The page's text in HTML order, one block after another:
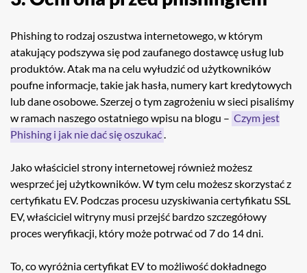
Phishing to rodzaj oszustwa internetowego, w którym
atakujący podszywa się pod zaufanego dostawcę usług lub
produktów. Atak ma na celu wyłudzić od użytkowników
poufne informacje, takie jak hasła, numery kart kredytowych
lub dane osobowe. Szerzej o tym zagrożeniu w sieci pisaliśmy
w ramach naszego ostatniego wpisu na blogu – Czym jest
Phishing i jak nie dać się oszukać.
Jako właściciel strony internetowej również możesz
wesprzeć jej użytkowników. W tym celu możesz skorzystać z
certyfikatu EV. Podczas procesu uzyskiwania certyfikatu SSL
EV, właściciel witryny musi przejść bardzo szczegółowy
proces weryfikacji, który może potrwać od 7 do 14 dni.
To, co wyróżnia certyfikat EV to możliwość dokładnego